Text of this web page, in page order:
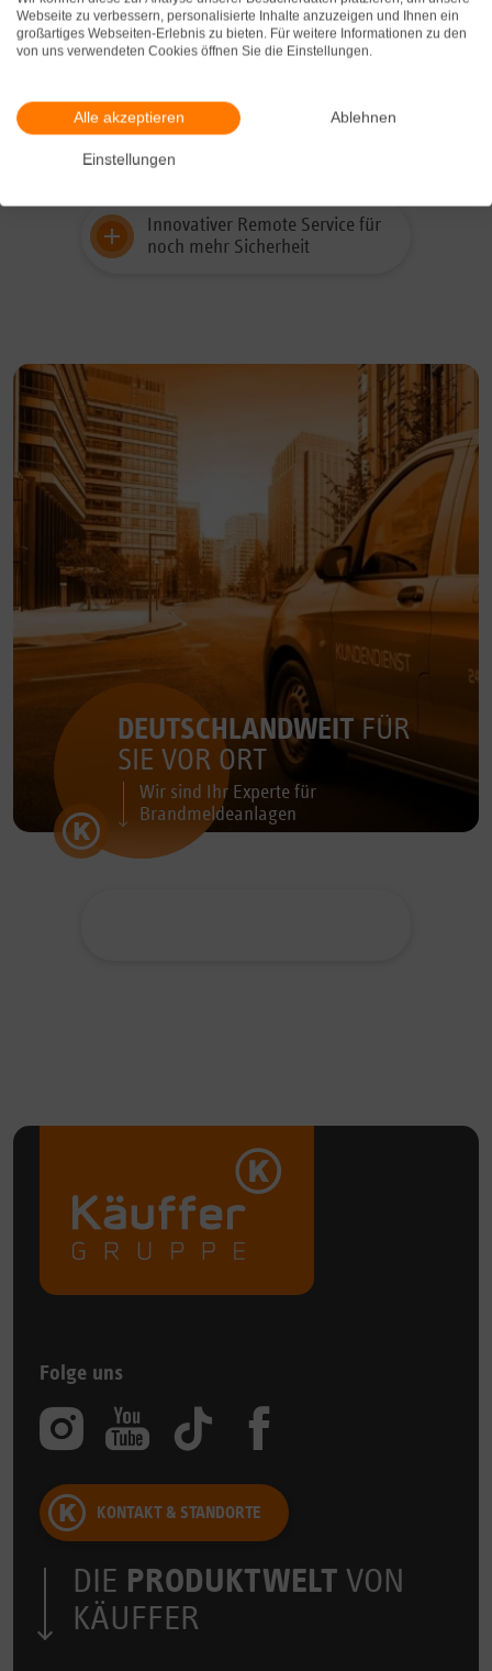
Wie werden Fehlalarme bei der
Zertifizierung nach DIN 14675:
Händen
Innovativer Remote Service für
noch mehr Sicherheit
DEUTSCHLANDWEIT FÜR
SIE VOR ORT
Wir sind Ihr Experte für
Brandmeldeanlagen
Folge uns
KONTAKT & STANDORTE
DIE PRODUKTWELT VON
KÄUFFER
Webseite zu verbessern, personalisierte Inhalte anzuzeigen und Ihnen ein
großartiges Webseiten-Erlebnis zu bieten. Für weitere Informationen zu den
von uns verwendeten Cookies öffnen Sie die Einstellungen.
Alle akzeptieren Ablehnen
Einstellungen